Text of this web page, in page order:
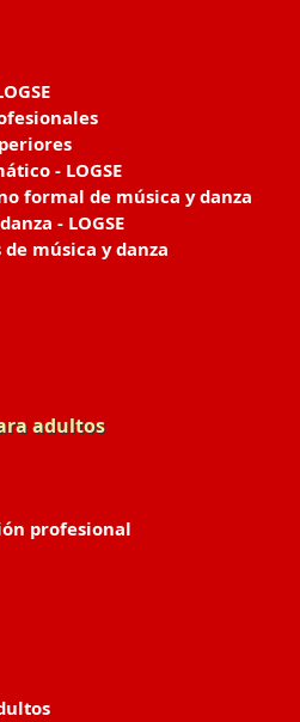
- LOGSE
formal de música y danza
- LOGSE
música y danza
adultos
profesional